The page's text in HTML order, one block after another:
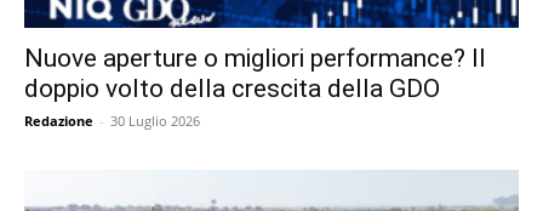
Nuove aperture o migliori performance? Il
doppio volto della crescita della GDO
Redazione - 30 Luglio 2026